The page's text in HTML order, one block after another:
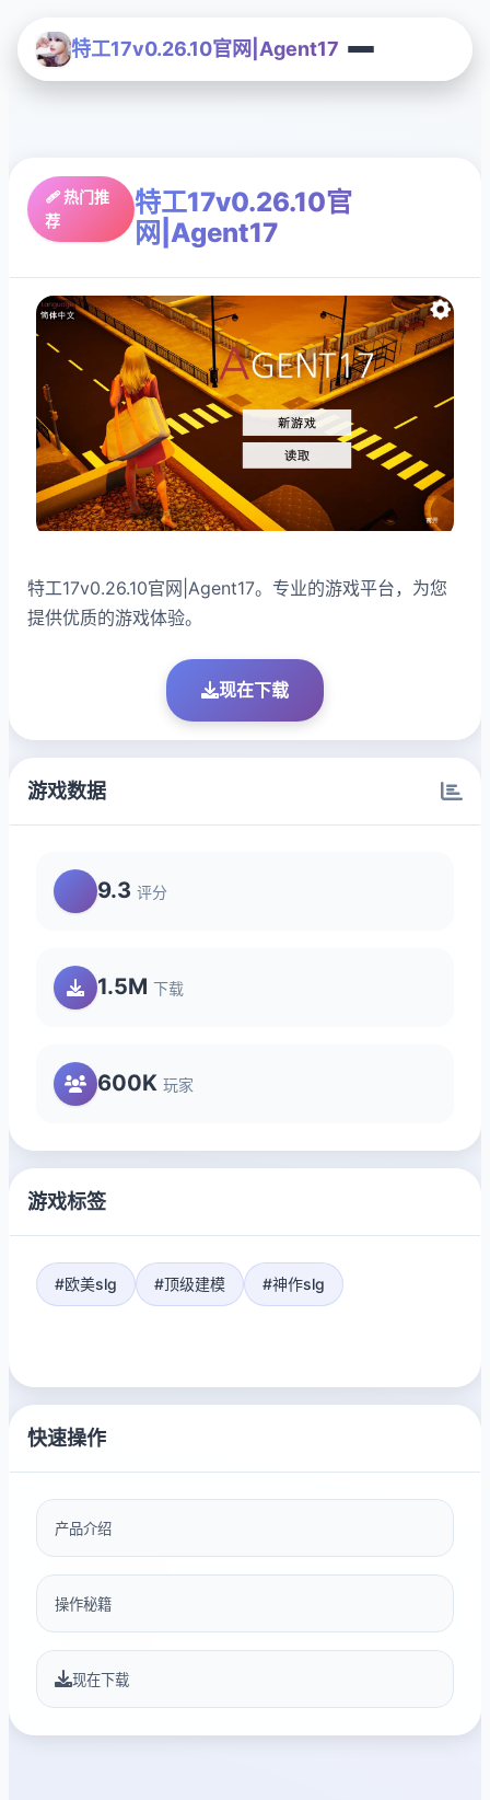
特工17v0.26.10官网|Agent17
🩹 热门推
荐
特工17v0.26.10官
网|Agent17
特工17v0.26.10官网|Agent17。专业的游戏平台，为您
提供优质的游戏体验。
现在下载
游戏数据
9.3 评分
1.5M 下载
600K 玩家
游戏标签
#欧美slg #顶级建模 #神作slg
快速操作
产品介绍
操作秘籍
现在下载